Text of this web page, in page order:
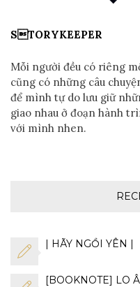
STORYKEEPER
Mỗi người đều có riêng
cũng có những câu
để mình tự do lưu giữ
giao nhau ở đoạn hành
với mình nhen.
| HÃY NGỒI YÊN |
[BOOKNOTE] LO